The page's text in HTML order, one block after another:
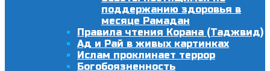
поддержанию здоровья в
месяце Рамадан
Правила чтения Корана (Таджвид)
Ад и Рай в живых картинках
Ислам проклинает террор
Богобоязненность